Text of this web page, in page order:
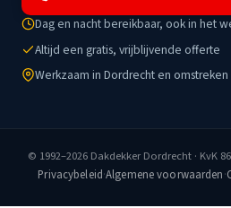
Dag en nacht bereikbaar, ook in het
Altijd een gratis, vrijblijvende offerte
Werkzaam in Dordrecht en omstreken
© 1992–2026 Dakdekker Dordrecht · KvK
Privacybeleid·Algemene voorwaarden·